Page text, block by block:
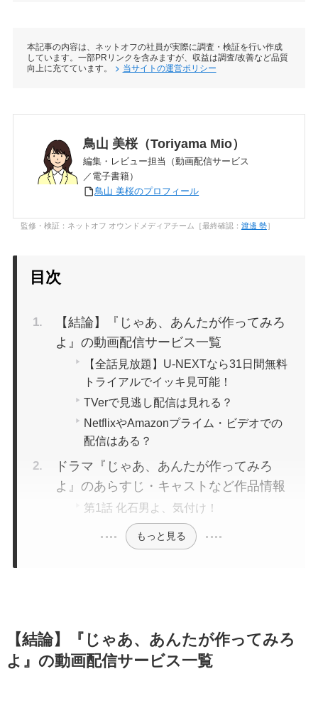
本記事の内容は、ネットオフの社員が実際に調査・検証を行い作成
しています。一部PRリンクを含みますが、収益は調査/改善など品質
向上に充てています。
当サイトの運営ポリシー
鳥山 美桜（Toriyama Mio）
編集・レビュー担当（動画配信サービス
／電子書籍）
鳥山 美桜のプロフィール
監修・検証：ネットオフ オウンドメディアチーム［最終確認： 渡邊 勢］
目次
【結論】『じゃあ、あんたが作ってみろ
よ』の動画配信サービス一覧
【全話見放題】U-NEXTなら31日間無料
トライアルでイッキ見可能！
TVerで見逃し配信は見れる？
NetflixやAmazonプライム・ビデオでの
配信はある？
ドラマ『じゃあ、あんたが作ってみろ
よ』のあらすじ・キャストなど作品情報
第1話 化石男よ、気付け！
もっと見る
【結論】『じゃあ、あんたが作ってみろ
よ』の動画配信サービス一覧